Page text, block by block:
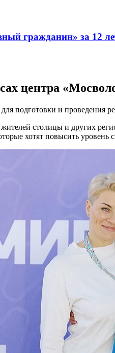
гражданин» за 12
центра
подготовки и
столицы и других
хотят повысить уровень